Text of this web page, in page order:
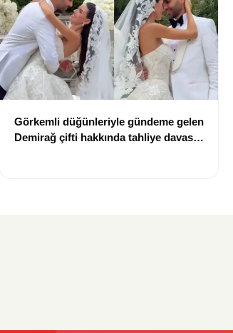
Görkemli düğünleriyle gündeme gelen
Demirağ çifti hakkında tahliye davası